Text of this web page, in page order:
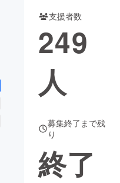
支援者数
249
人
募集終了まで残
り
終了